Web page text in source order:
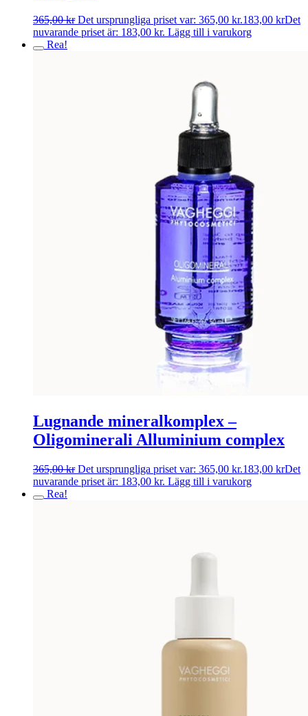
365,00kr Det ursprungliga priset var: 365,00 kr.183,00 krDet
nuvarande priset är: 183,00 kr. Lägg till i varukorg
Rea!
Lugnande mineralkomplex –
Oligominerali Alluminium complex
365,00kr Det ursprungliga priset var: 365,00 kr.183,00 krDet
nuvarande priset är: 183,00 kr. Lägg till i varukorg
Rea!